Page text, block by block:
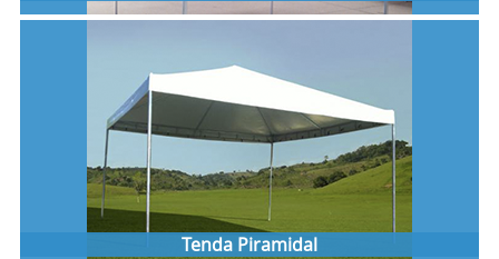
Tenda Piramidal